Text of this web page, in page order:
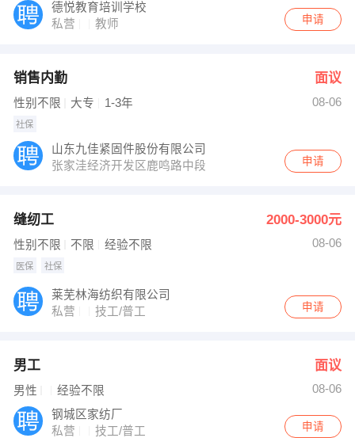
德悦教育培训学校
私营
教师 申请
销售内勤 面议
性别不限 大专 1-3年 08-06
社保
山东九佳紧固件股份有限公司
张家洼经济开发区鹿鸣路中段
申请
缝纫工 2000-3000元
性别不限 不限 经验不限 08-06
医保 社保
莱芜林海纺织有限公司
私营
技工/普工 申请
男工 面议
男性 经验不限
08-06
钢城区家纺厂
私营
技工/普工 申请